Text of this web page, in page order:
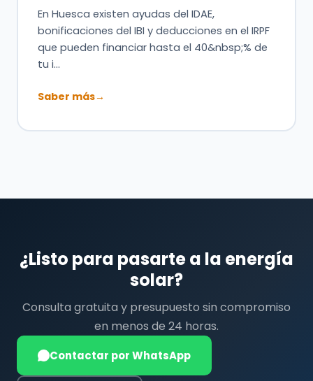
En Huesca existen ayudas del IDAE,
bonificaciones del IBI y deducciones en el IRPF
que pueden financiar hasta el 40&nbsp;% de
tu i…
Saber más→
¿Listo para pasarte a la energía
solar?
Consulta gratuita y presupuesto sin compromiso
en menos de 24 horas.
Contactar por WhatsApp